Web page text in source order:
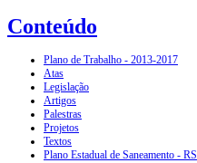
Conteúdo
Plano de Trabalho - 2013-2017
Atas
Legislação
Artigos
Palestras
Projetos
Textos
Plano Estadual de Saneamento - RS